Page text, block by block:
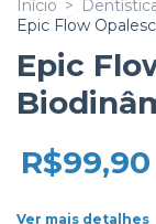
Início >
Epic Flow
Epic
R$99,90
Ver mais detalhes